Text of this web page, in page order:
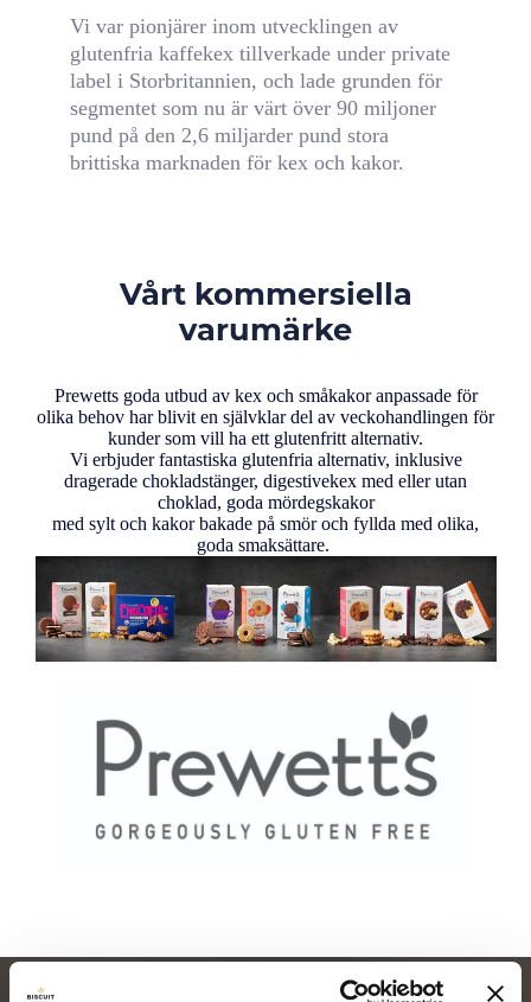
Vi var pionjärer inom utvecklingen av
glutenfria kaffekex tillverkade under private
label i Storbritannien, och lade grunden för
segmentet som nu är värt över 90 miljoner
pund på den 2,6 miljarder pund stora
brittiska marknaden för kex och kakor.
Vårt kommersiella
varumärke
Prewetts goda utbud av kex och småkakor anpassade för
olika behov har blivit en självklar del av veckohandlingen för
kunder som vill ha ett glutenfritt alternativ.
Vi erbjuder fantastiska glutenfria alternativ, inklusive
dragerade chokladstänger, digestivekex med eller utan
choklad, goda mördegskakor
med sylt och kakor bakade på smör och fyllda med olika,
goda smaksättare.